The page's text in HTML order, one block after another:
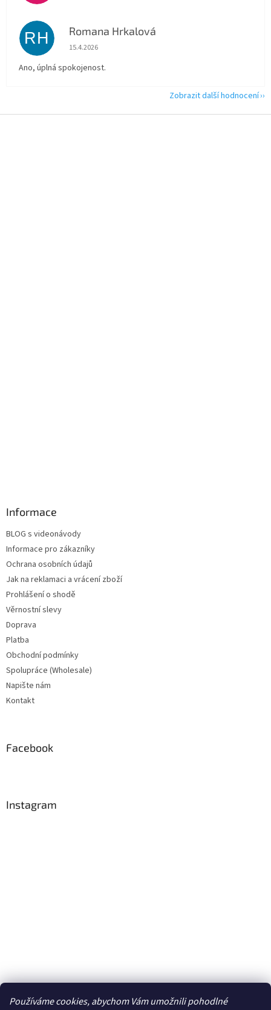
Používáme cookies, abychom Vám umožnili pohodlné
RH Romana Hrkalová
Hodnocení obchodu je 5 z 5 hvězdiček.
15.4.2026
Ano, úplná spokojenost.
Zobrazit další hodnocení
Informace
BLOG s videonávody
Informace pro zákazníky
Ochrana osobních údajů
Jak na reklamaci a vrácení zboží
Prohlášení o shodě
Věrnostní slevy
Doprava
Platba
Obchodní podmínky
Spolupráce (Wholesale)
Napište nám
Kontakt
Facebook
Instagram